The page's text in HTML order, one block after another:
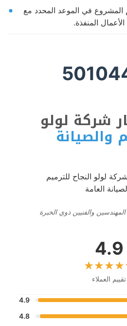
المشروع في الموعد المحدد مع
المنفذة.
شركة لولو
والصيانة
والفنيين ذوي الخبرة
4.9
تقييم العملاء
4.9
4.8